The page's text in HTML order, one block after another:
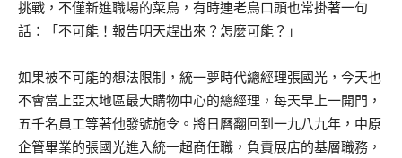
挑戰，不僅新進職場的菜鳥，有時連老鳥口頭也常掛著一句
話：「不可能！報告明天趕出來？怎麼可能？」
如果被不可能的想法限制，統一夢時代總經理張國光，今天也
不會當上亞太地區最大購物中心的總經理，每天早上一開門，
五千名員工等著他發號施令。將日曆翻回到一九八九年，中原
企管畢業的張國光進入統一超商任職，負責展店的基層職務，